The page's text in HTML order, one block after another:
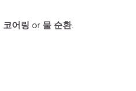
코어링 or 물 순환.